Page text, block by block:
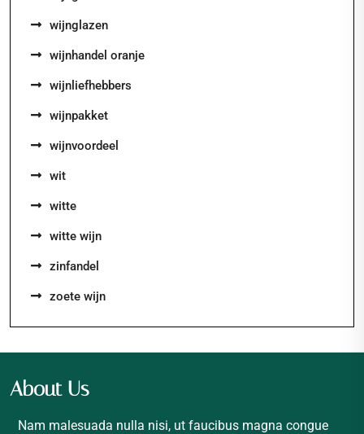
wijnglazen
wijnhandel oranje
wijnliefhebbers
wijnpakket
wijnvoordeel
wit
witte
witte wijn
zinfandel
zoete wijn
About Us
Nam malesuada nulla nisi, ut faucibus magna congue